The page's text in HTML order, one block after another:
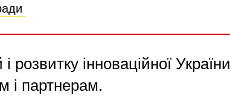
інноваційної України
і партнерам.